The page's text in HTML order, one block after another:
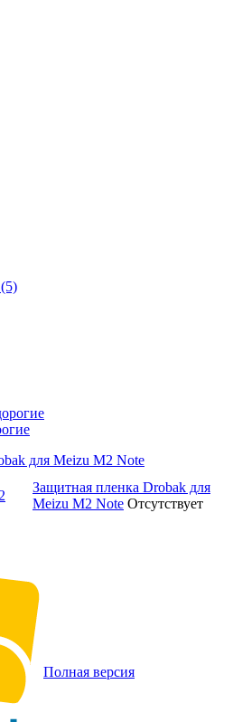
для Meizu M2 Note
Защитная пленка Drobak для
Meizu M2 Note Отсутствует
Полная версия